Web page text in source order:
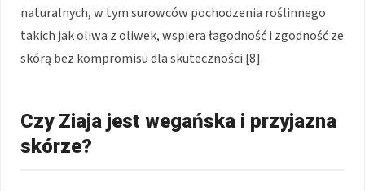
naturalnych, w tym surowców pochodzenia roślinnego
takich jak oliwa z oliwek, wspiera łagodność i zgodność ze
skórą bez kompromisu dla skuteczności [8].
Czy Ziaja jest wegańska i przyjazna
skórze?